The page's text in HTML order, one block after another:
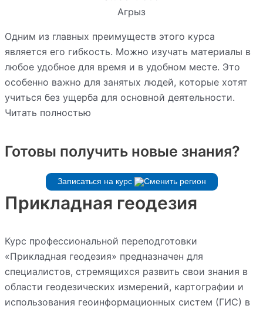
Агрыз
Одним из главных преимуществ этого курса
является его гибкость. Можно изучать материалы в
любое удобное для время и в удобном месте. Это
особенно важно для занятых людей, которые хотят
учиться без ущерба для основной деятельности.
Читать полностью
Готовы получить новые знания?
Записаться на курс
Прикладная геодезия
Курс профессиональной переподготовки
«Прикладная геодезия» предназначен для
специалистов, стремящихся развить свои знания в
области геодезических измерений, картографии и
использования геоинформационных систем (ГИС) в